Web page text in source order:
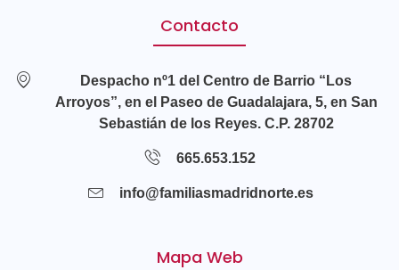
Contacto
Despacho nº1 del Centro de Barrio “Los
Arroyos”, en el Paseo de Guadalajara, 5, en San
Sebastián de los Reyes. C.P. 28702
665.653.152
info@familiasmadridnorte.es
Mapa Web